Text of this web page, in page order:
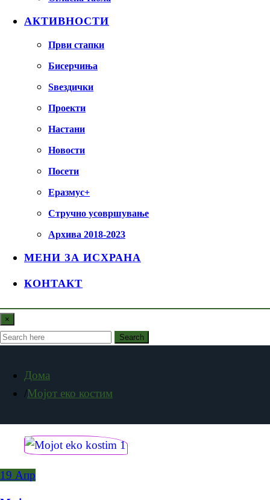
АКТИВНОСТИ
Први стапки
Бисерчиња
Ѕвездички
Проекти
Настани
Новости
Посети
Еразмус+
Стручно усовршување
Архива 2018-2023
МЕНИ ЗА ИСХРАНА
КОНТАКТ
×
Search
Дома
Мојот еко костим
19 Апр